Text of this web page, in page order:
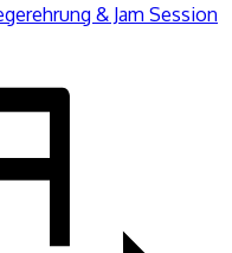
& Jam Session